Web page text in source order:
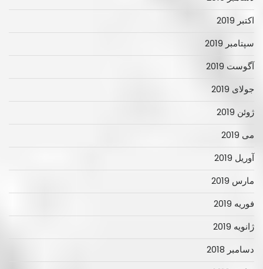
اکتبر 2019
سپتامبر 2019
آگوست 2019
جولای 2019
ژوئن 2019
می 2019
آوریل 2019
مارس 2019
فوریه 2019
ژانویه 2019
دسامبر 2018